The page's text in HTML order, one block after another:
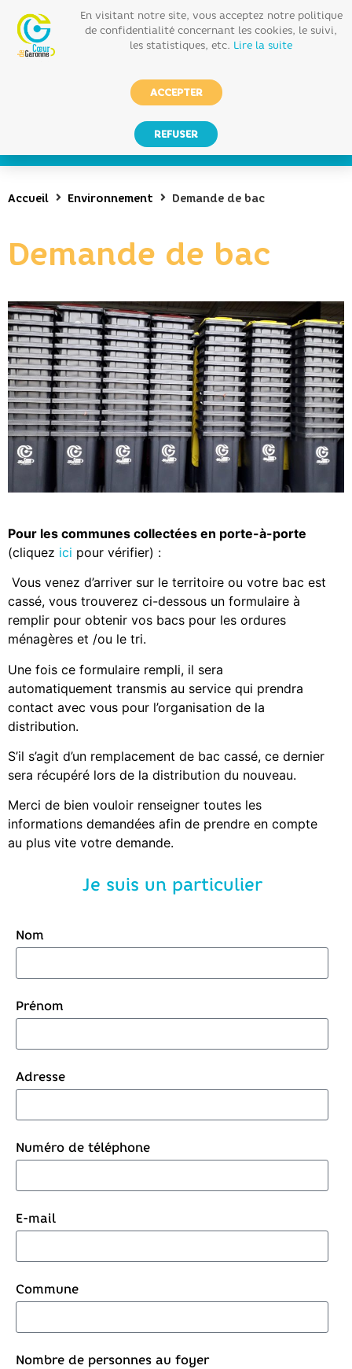
Accueil Environnement Demande de bac
Demande de bac
Pour les communes collectées en porte-à-porte
(cliquez ici pour vérifier) :
Vous venez d’arriver sur le territoire ou votre bac est
cassé, vous trouverez ci-dessous un formulaire à
remplir pour obtenir vos bacs pour les ordures
ménagères et /ou le tri.
Une fois ce formulaire rempli, il sera
automatiquement transmis au service qui prendra
contact avec vous pour l’organisation de la
distribution.
S’il s’agit d’un remplacement de bac cassé, ce dernier
sera récupéré lors de la distribution du nouveau.
Merci de bien vouloir renseigner toutes les
informations demandées afin de prendre en compte
au plus vite votre demande.
Je suis un particulier
Nom
Prénom
Adresse
Numéro de téléphone
E-mail
Commune
Nombre de personnes au foyer
En visitant notre site, vous acceptez notre politique
de confidentialité concernant les cookies, le suivi,
les statistiques, etc. Lire la suite
ACCEPTER
REFUSER